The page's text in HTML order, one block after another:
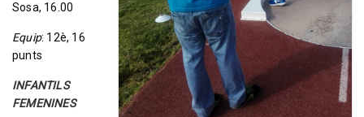
Sosa, 16.00
Equip: 12è, 16
punts
INFANTILS
FEMENINES